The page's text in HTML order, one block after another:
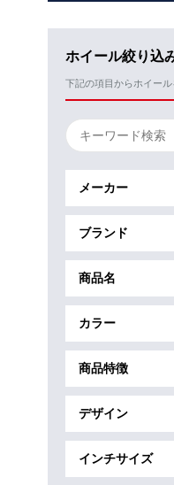
ホイール絞り込
下記の項目からホイー
メーカー
ブランド
商品名
カラー
商品特徴
デザイン
インチサイズ